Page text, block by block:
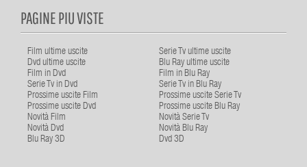
PAGINE PIU VISTE
Film ultime uscite
Serie Tv ultime uscite
Dvd ultime uscite
Blu Ray ultime uscite
Film in Dvd
Film in Blu Ray
Serie Tv in Dvd
Serie Tv in Blu Ray
Prossime uscite Film
Prossime uscite Serie Tv
Prossime uscite Dvd
Prossime uscite Blu Ray
Novità Film
Novità Serie Tv
Novità Dvd
Novità Blu Ray
Blu Ray 3D
Dvd 3D